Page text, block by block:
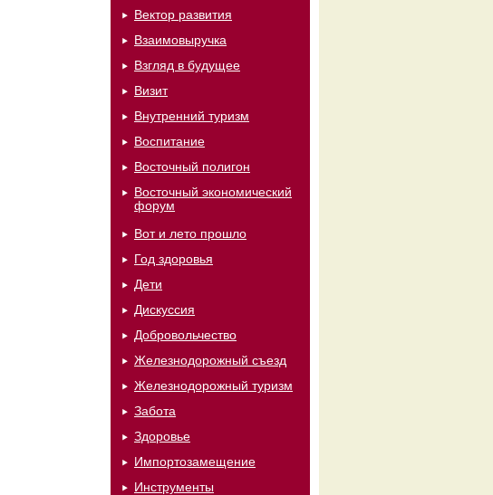
Вектор развития
Взаимовыручка
Взгляд в будущее
Визит
Внутренний туризм
Воспитание
Восточный полигон
Восточный экономический
форум
Вот и лето прошло
Год здоровья
Дети
Дискуссия
Добровольчество
Железнодорожный съезд
Железнодорожный туризм
Забота
Здоровье
Импортозамещение
Инструменты